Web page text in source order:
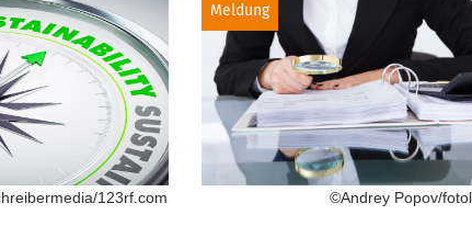
123rf.com
Meldung
©Andrey Popov/